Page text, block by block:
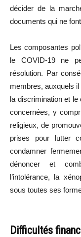
décider de la
documents qui ne
Les composantes
le COVID-19 ne
résolution. Par
membres, auxquels
la discrimination et
concernées, y
religieux, de
prises pour lutter
condamner
dénoncer et
l’intolérance, la
sous toutes ses
Difficultés